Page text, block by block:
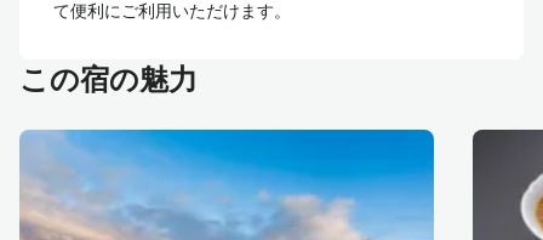
て便利にご利用いただけます。
この宿の魅力